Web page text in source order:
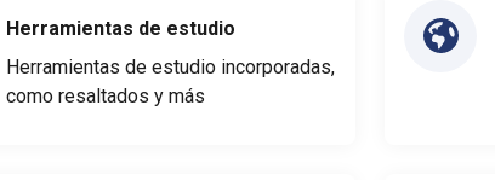
Herramientas de estudio
Herramientas de estudio incorporadas,
como resaltados y más